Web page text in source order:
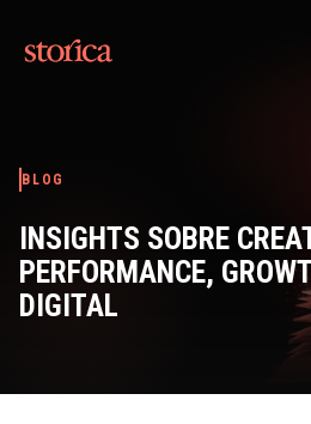
BLOG
INSIGHTS SOBRE
PERFORMANCE,
DIGITAL